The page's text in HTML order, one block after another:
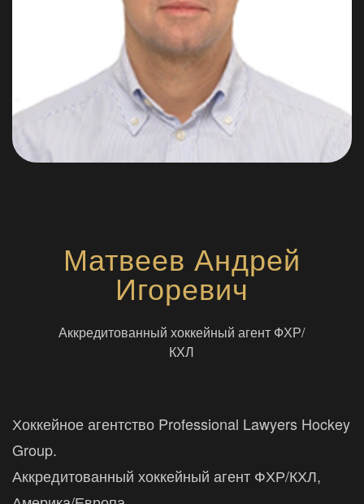
Матвеев Андрей
Игоревич
Аккредитованный хоккейный агент ФХР/
КХЛ
Хоккейное агентство Professional Lawyers Hockey
Group.
Аккредитованный хоккейный агент ФХР/КХЛ,